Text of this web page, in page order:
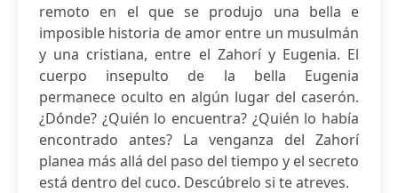
remoto en el que se produjo una bella e
imposible historia de amor entre un musulmán
y una cristiana, entre el Zahorí y Eugenia. El
cuerpo insepulto de la bella Eugenia
permanece oculto en algún lugar del caserón.
¿Dónde? ¿Quién lo encuentra? ¿Quién lo había
encontrado antes? La venganza del Zahorí
planea más allá del paso del tiempo y el secreto
está dentro del cuco. Descúbrelo si te atreves.